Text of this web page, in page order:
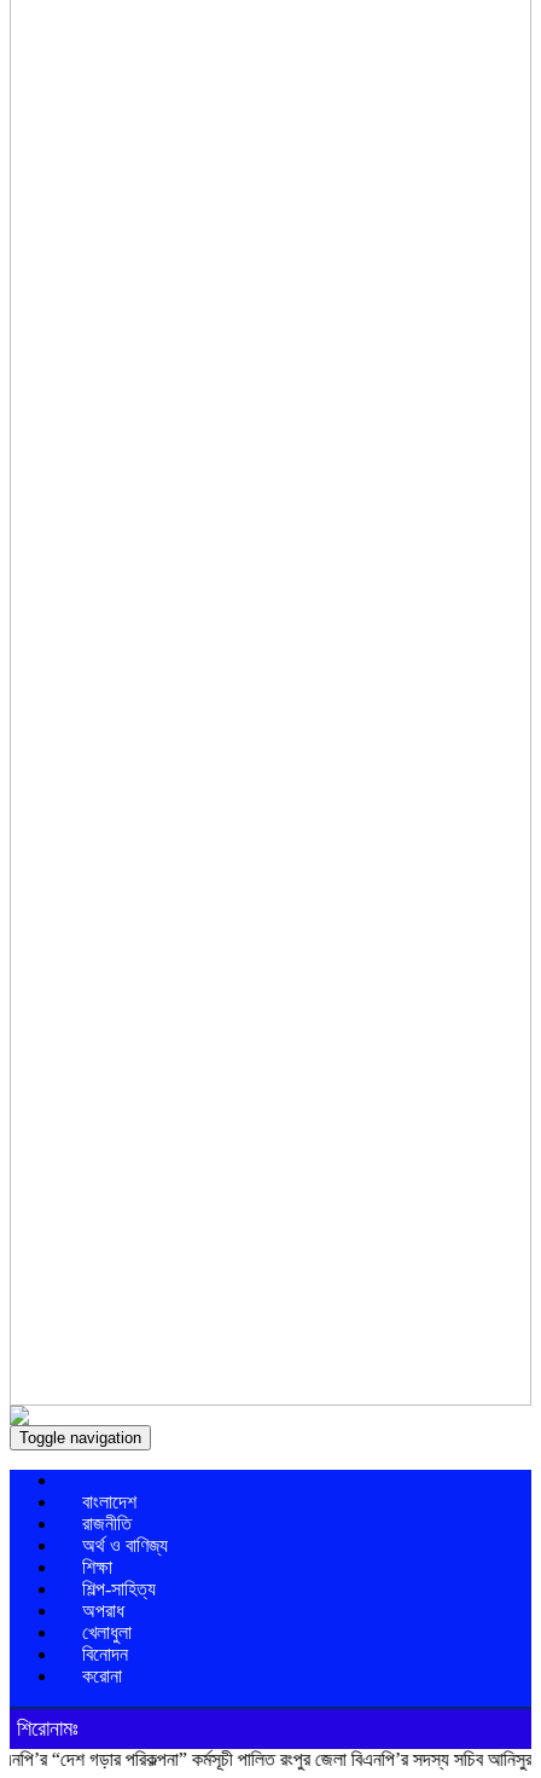
Toggle navigation
বাংলাদেশ
রাজনীতি
অর্থ ও বাণিজ্য
শিক্ষা
শিল্প-সাহিত্য
অপরাধ
খেলাধুলা
বিনোদন
করোনা
শিরোনামঃ
গড়ার পরিকল্পনা” কর্মসূচী পালিত রংপুর জেলা বিএনপি’র সদস্য সচিব আনিসুর রহমান